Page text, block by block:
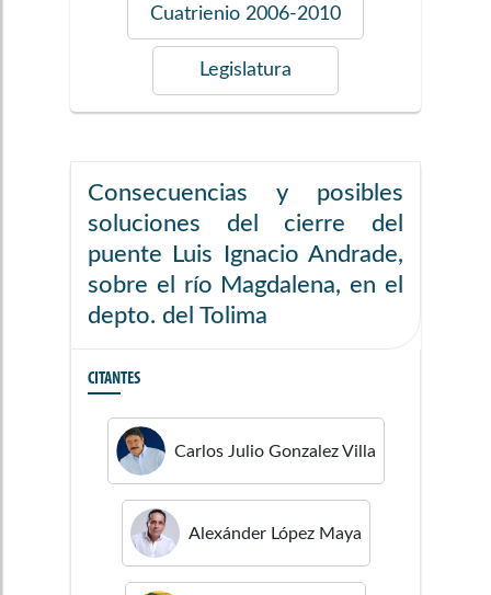
Cuatrienio 2006-2010
Legislatura
Consecuencias y posibles
soluciones del cierre del
puente Luis Ignacio Andrade,
sobre el río Magdalena, en el
depto. del Tolima
CITANTES
Carlos Julio Gonzalez Villa
Alexánder López Maya